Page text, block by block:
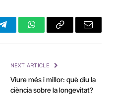
TelegramWhatsAppCopy
Email
NEXT ARTICLE
Viure més i millor: què diu la
ciència sobre la longevitat?